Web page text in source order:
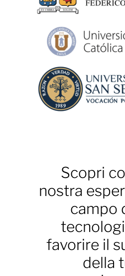
Scopri
nostra
campo
favorire il
della